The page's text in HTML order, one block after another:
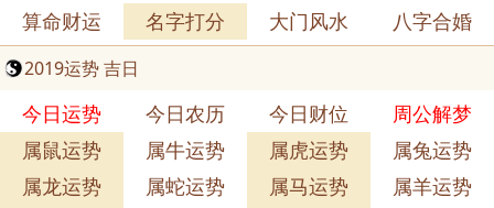
算命财运
名字打分 大门风水 八字合婚
2019运势 吉日
今日运势 今日农历 今日财位
周公解梦
属鼠运势
属牛运势 属虎运势
属兔运势
属龙运势
属蛇运势 属马运势
属羊运势